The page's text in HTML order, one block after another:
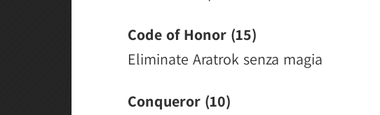
Code of Honor (15)
Eliminate Aratrok senza magia
Conqueror (10)